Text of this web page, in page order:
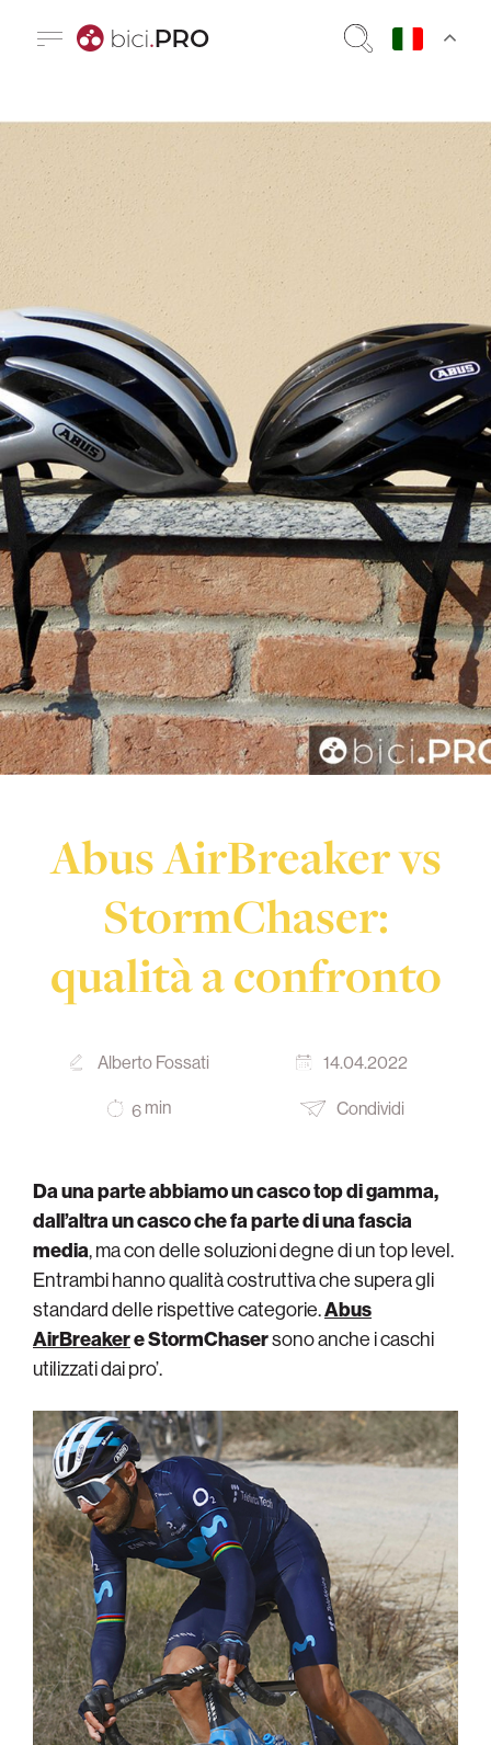
Abus AirBreaker vs
StormChaser:
qualità a confronto
Alberto Fossati 14.04.2022
6 min Condividi
Da una parte abbiamo un casco top di gamma,
dall’altra un casco che fa parte di una fascia
media, ma con delle soluzioni degne di un top level.
Entrambi hanno qualità costruttiva che supera gli
standard delle rispettive categorie.Abus
AirBreakere StormChasersono anche i caschi
utilizzati dai pro’.